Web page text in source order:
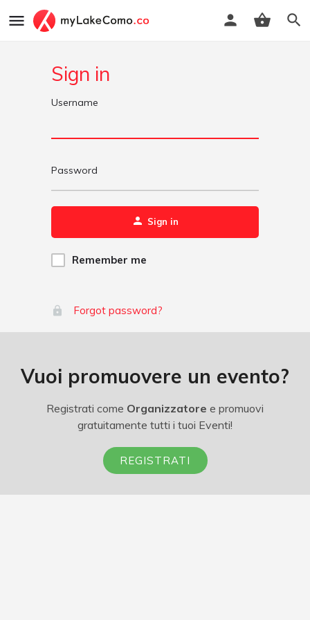
Sign in
Username
Password
Sign in
Remember me
Forgot password?
Vuoi promuovere un evento?
Registrati come Organizzatore e promuovi
gratuitamente tutti i tuoi Eventi!
REGISTRATI